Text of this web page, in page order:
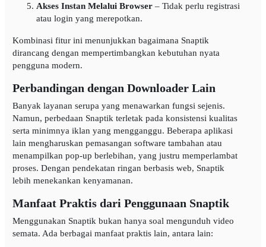
Akses Instan Melalui Browser– Tidak perlu registrasi
atau login yang merepotkan.
Kombinasi fitur ini menunjukkan bagaimana Snaptik
dirancang dengan mempertimbangkan kebutuhan nyata
pengguna modern.
Perbandingan dengan Downloader Lain
Banyak layanan serupa yang menawarkan fungsi sejenis.
Namun, perbedaan Snaptik terletak pada konsistensi kualitas
serta minimnya iklan yang mengganggu. Beberapa aplikasi
lain mengharuskan pemasangan software tambahan atau
menampilkan pop-up berlebihan, yang justru memperlambat
proses. Dengan pendekatan ringan berbasis web, Snaptik
lebih menekankan kenyamanan.
Manfaat Praktis dari Penggunaan Snaptik
Menggunakan Snaptik bukan hanya soal mengunduh video
semata. Ada berbagai manfaat praktis lain, antara lain: